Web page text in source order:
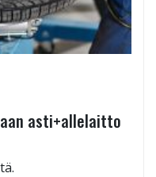
asti+allelaitto